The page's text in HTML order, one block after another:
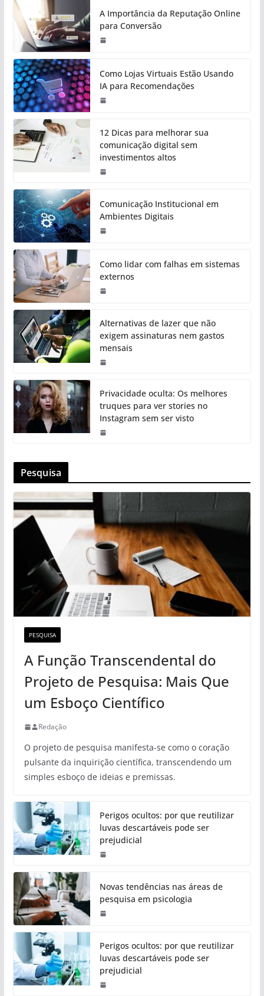
A Importância da Reputação Online
para Conversão
Como Lojas Virtuais Estão Usando
IA para Recomendações
12 Dicas para melhorar sua
comunicação digital sem
investimentos altos
Comunicação Institucional em
Ambientes Digitais
Como lidar com falhas em sistemas
externos
Alternativas de lazer que não
exigem assinaturas nem gastos
mensais
Privacidade oculta: Os melhores
truques para ver stories no
Instagram sem ser visto
Pesquisa
PESQUISA
A Função Transcendental do
Projeto de Pesquisa: Mais Que
um Esboço Científico
Redação
O projeto de pesquisa manifesta-se como o coração
pulsante da inquirição científica, transcendendo um
simples esboço de ideias e premissas.
Perigos ocultos: por que reutilizar
luvas descartáveis pode ser
prejudicial
Novas tendências nas áreas de
pesquisa em psicologia
Perigos ocultos: por que reutilizar
luvas descartáveis pode ser
prejudicial